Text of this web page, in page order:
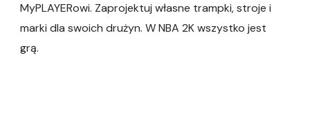
MyPLAYERowi. Zaprojektuj własne trampki, stroje i
marki dla swoich drużyn. W NBA 2K wszystko jest
grą.